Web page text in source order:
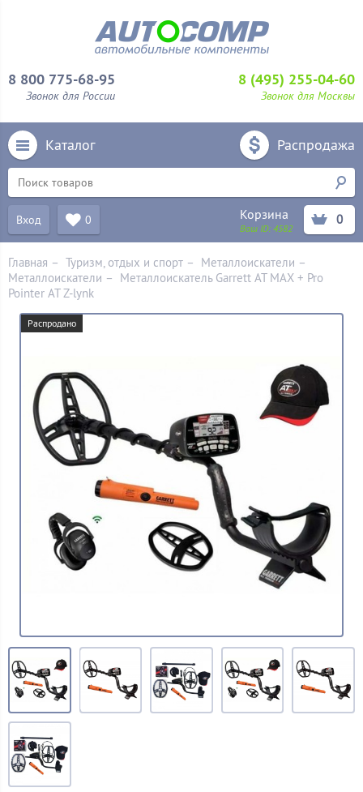
8 800 775-68-95
Звонок для России
8 (495) 255-04-60
Звонок для Москвы
Каталог Распродажа
Вход 0 Корзина
Ваш ID:4582
0
Главная – Туризм, отдых и спорт – Металлоискатели –
Металлоискатели – Металлоискатель Garrett AT MAX + Pro
Pointer AT Z-lynk
Распродано